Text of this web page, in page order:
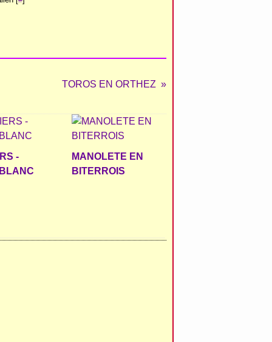
TOROS EN ORTHEZ
-
MANOLETE EN
BITERROIS